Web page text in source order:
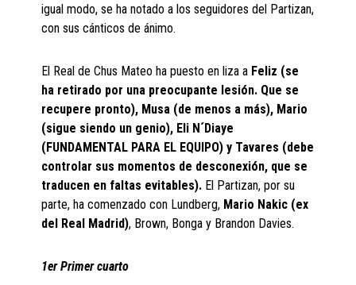
igual modo, se ha notado a los seguidores del Partizan,
con sus cánticos de ánimo.
El Real de Chus Mateo ha puesto en liza a Feliz (se
ha retirado por una preocupante lesión. Que se
recupere pronto), Musa (de menos a más), Mario
(sigue siendo un genio), Eli N´Diaye
(FUNDAMENTAL PARA EL EQUIPO) y Tavares (debe
controlar sus momentos de desconexión, que se
traducen en faltas evitables). El Partizan, por su
parte, ha comenzado con Lundberg, Mario Nakic (ex
del Real Madrid), Brown, Bonga y Brandon Davies.
1er Primer cuarto